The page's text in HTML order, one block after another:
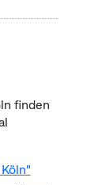
finden